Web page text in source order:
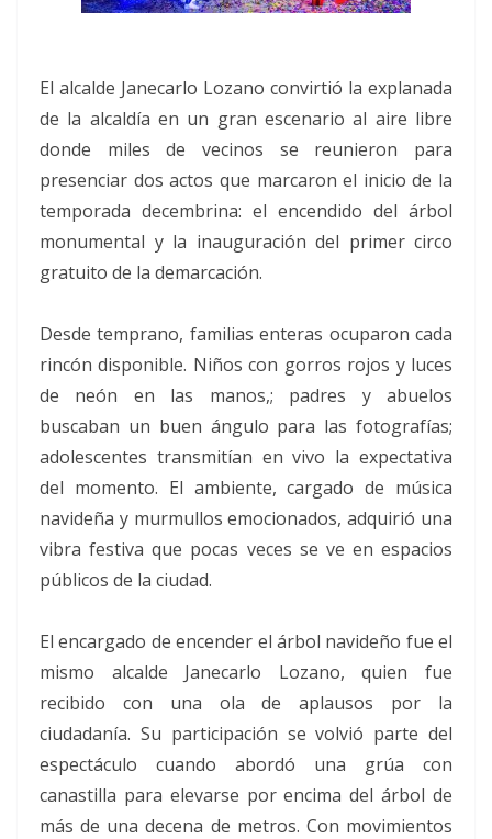
El alcalde Janecarlo Lozano convirtió la explanada
de la alcaldía en un gran escenario al aire libre
donde miles de vecinos se reunieron para
presenciar dos actos que marcaron el inicio de la
temporada decembrina: el encendido del árbol
monumental y la inauguración del primer circo
gratuito de la demarcación.
Desde temprano, familias enteras ocuparon cada
rincón disponible. Niños con gorros rojos y luces
de neón en las manos,; padres y abuelos
buscaban un buen ángulo para las fotografías;
adolescentes transmitían en vivo la expectativa
del momento. El ambiente, cargado de música
navideña y murmullos emocionados, adquirió una
vibra festiva que pocas veces se ve en espacios
públicos de la ciudad.
El encargado de encender el árbol navideño fue el
mismo alcalde Janecarlo Lozano, quien fue
recibido con una ola de aplausos por la
ciudadanía. Su participación se volvió parte del
espectáculo cuando abordó una grúa con
canastilla para elevarse por encima del árbol de
más de una decena de metros. Con movimientos